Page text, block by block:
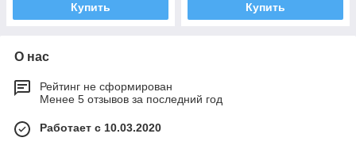
Купить Купить
О нас
Рейтинг не сформирован
Менее 5 отзывов за последний год
Работает с 10.03.2020